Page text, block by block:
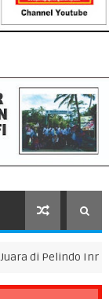
Innovation Award